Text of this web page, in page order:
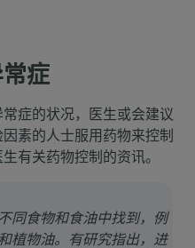
症
症的状况，医生或会建议
素的人士服用药物来控制
有关药物控制的资讯。
同食物和食油中找到，例
植物油。有研究指出，进